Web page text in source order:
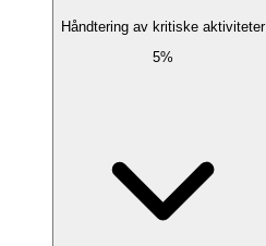
Håndtering av kritiske aktiviteter
5%